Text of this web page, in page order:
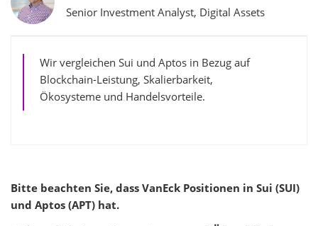
Senior Investment Analyst, Digital Assets
Wir vergleichen Sui und Aptos in Bezug auf
Blockchain-Leistung, Skalierbarkeit,
Ökosysteme und Handelsvorteile.
Bitte beachten Sie, dass VanEck Positionen in Sui (SUI)
und Aptos (APT) hat.